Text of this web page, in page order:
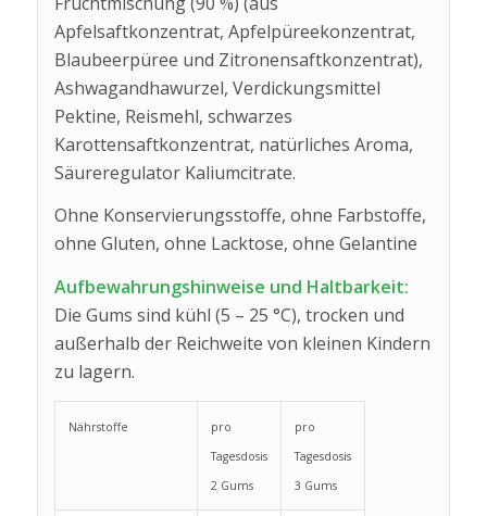
Apfelsaftkonzentrat, Apfelpüreekonzentrat,
Blaubeerpüree und Zitronensaftkonzentrat),
Ashwagandhawurzel, Verdickungsmittel
Pektine, Reismehl, schwarzes
Karottensaftkonzentrat, natürliches Aroma,
Säureregulator Kaliumcitrate.
Ohne Konservierungsstoffe, ohne Farbstoffe,
ohne Gluten, ohne Lacktose, ohne Gelantine
Aufbewahrungshinweise und Haltbarkeit:
Die Gums sind kühl (5 – 25 °C), trocken und
außerhalb der Reichweite von kleinen Kindern
zu lagern.
Nährstoffe
pro
Tagesdosis
2 Gums
pro
Tagesdosis
3 Gums